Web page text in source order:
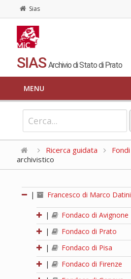
Sias
SIAS Archivio di Stato di Prato
MENU
Ricerca guidata Fondi
archivistico
| Francesco di Marco Datini
|
Fondaco di Avignone
|
Fondaco di Prato
|
Fondaco di Pisa
|
Fondaco di Firenze